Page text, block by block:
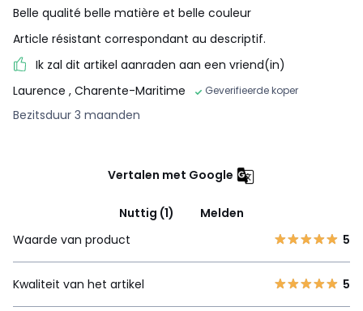
Belle qualité belle matière et belle couleur
Article résistant correspondant au descriptif.
Ik zal dit artikel aanraden aan een vriend(in)
Laurence , Charente-Maritime Geverifieerde koper
Bezitsduur 3 maanden
Vertalen met Google
Nuttig (1)
Melden
Waarde van product
5
Kwaliteit van het artikel 5